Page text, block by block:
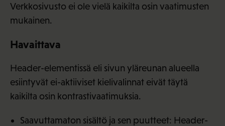
Verkkosivusto ei ole vielä kaikilta osin vaatimusten
mukainen.
Havaittava
Header-elementissä eli sivun yläreunan alueella
esiintyvät ei-aktiiviset kielivalinnat eivät täytä
kaikilta osin kontrastivaatimuksia.
Saavuttamaton sisältö ja sen puutteet: Header-